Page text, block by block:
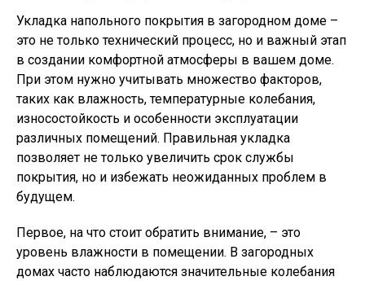
Укладка напольного покрытия в загородном доме –
это не только технический процесс, но и важный этап
в создании комфортной атмосферы в вашем доме.
При этом нужно учитывать множество факторов,
таких как влажность, температурные колебания,
износостойкость и особенности эксплуатации
различных помещений. Правильная укладка
позволяет не только увеличить срок службы
покрытия, но и избежать неожиданных проблем в
будущем.
Первое, на что стоит обратить внимание, – это
уровень влажности в помещении. В загородных
домах часто наблюдаются значительные колебания